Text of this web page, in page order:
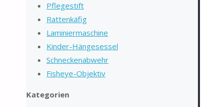
Pflegestift
Rattenkäfig
Laminiermaschine
Kinder-Hängesessel
Schneckenabwehr
Fisheye-Objektiv
Kategorien